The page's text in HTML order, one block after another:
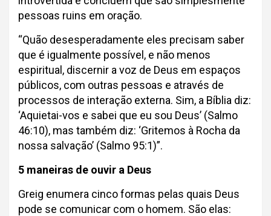
pessoas ruins em oração.
“Quão desesperadamente eles precisam saber
que é igualmente possível, e não menos
espiritual, discernir a voz de Deus em espaços
públicos, com outras pessoas e através de
processos de interação externa. Sim, a Bíblia diz:
‘Aquietai-vos e sabei que eu sou Deus’ (Salmo
46:10), mas também diz: ‘Gritemos à Rocha da
nossa salvação’ (Salmo 95:1)”.
5 maneiras de ouvir a Deus
Greig enumera cinco formas pelas quais Deus
pode se comunicar com o homem. São elas: